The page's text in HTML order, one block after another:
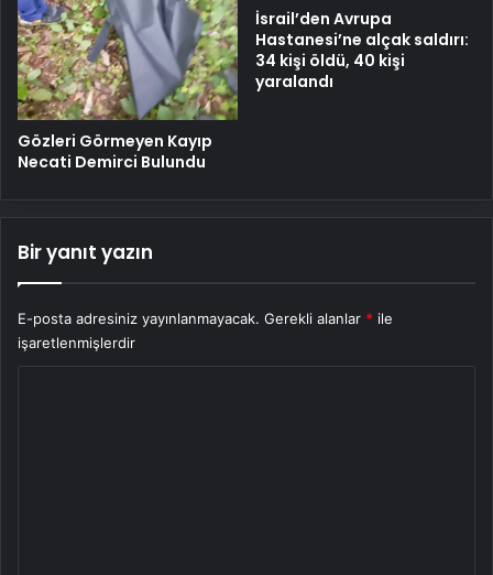
Gözleri Görmeyen Kayıp
Necati Demirci Bulundu
İsrail’den Avrupa
Hastanesi’ne alçak saldırı:
34 kişi öldü, 40 kişi
yaralandı
Bir yanıt yazın
E-posta adresiniz yayınlanmayacak. Gerekli alanlar * ile
işaretlenmişlerdir